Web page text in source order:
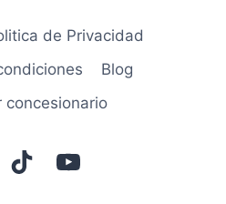
de Privacidad
Blog
concesionario